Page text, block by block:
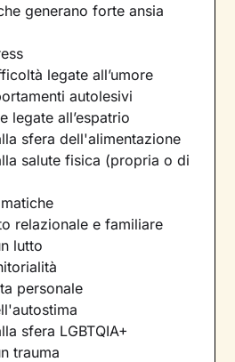
generano forte ansia
legate all’umore
autolesivi
legate all’espatrio
sfera dell'alimentazione
salute fisica (propria o di
relazionale e familiare
lutto
personale
sfera LGBTQIA+
trauma